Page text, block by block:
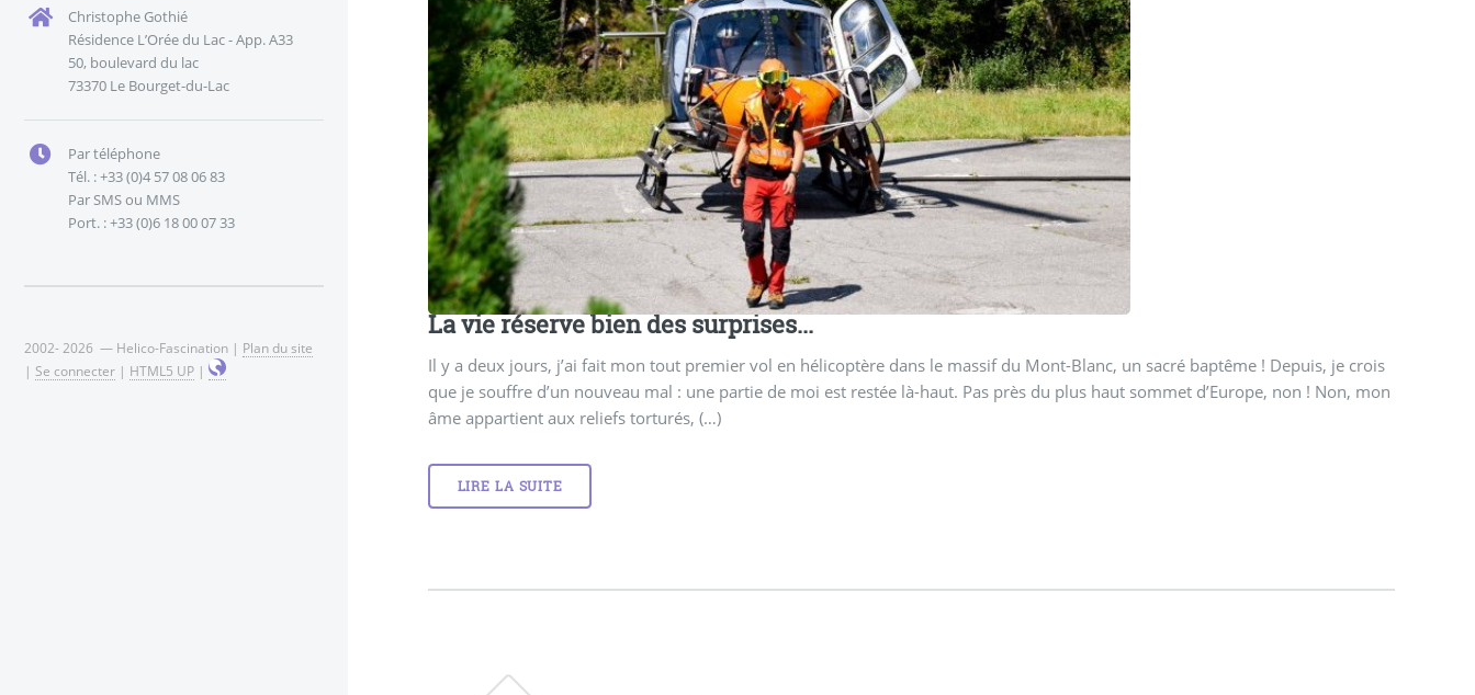
La vie réserve bien des surprises...
Il y a deux jours, j’ai fait mon tout premier vol en hélicoptère dans le massif du Mont-Blanc, un sacré baptême ! Depuis, je crois
que je souffre d’un nouveau mal : une partie de moi est restée là-haut. Pas près du plus haut sommet d’Europe, non ! Non, mon
âme appartient aux reliefs torturés, (…)
LIRE LA SUITE
Christophe Gothié
Résidence L’Orée du Lac - App. A33
50, boulevard du lac
73370 Le Bourget-du-Lac
Par téléphone
Tél. : +33 (0)4 57 08 06 83
Par SMS ou MMS
Port. : +33 (0)6 18 00 07 33
2002- 2026 — Helico-Fascination | Plan du site
| Se connecter | HTML5 UP |